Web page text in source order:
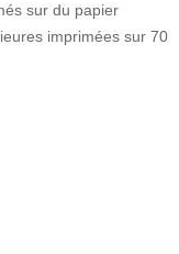
sur du papier
imprimées sur 70